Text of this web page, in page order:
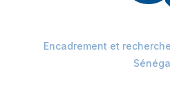
Encadrement et